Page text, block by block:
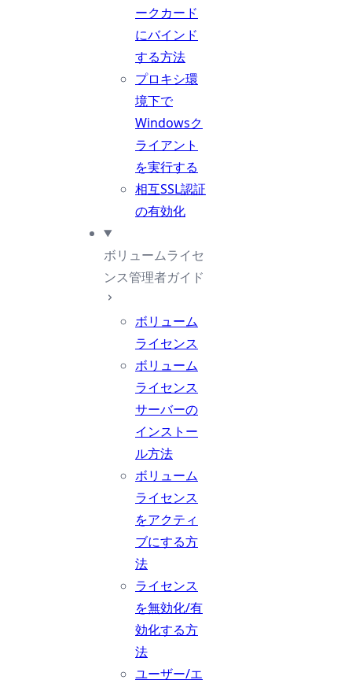
ークカード
にバインド
する方法
プロキシ環
境下で
Windowsク
ライアント
を実行する
相互SSL認証
の有効化
ボリュームライセ
ンス管理者ガイド
ボリューム
ライセンス
ボリューム
ライセンス
サーバーの
インストー
ル方法
ボリューム
ライセンス
をアクティ
ブにする方
法
ライセンス
を無効化/有
効化する方
法
ユーザー/エ